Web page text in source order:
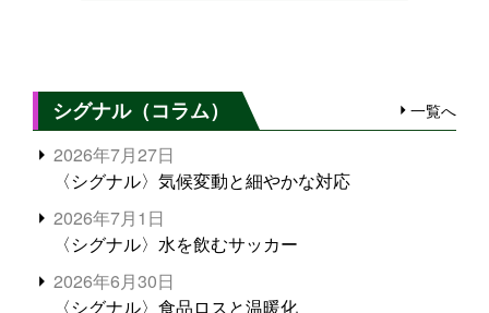
シグナル（コラム） 一覧へ
2026年7月27日
〈シグナル〉気候変動と細やかな対応
2026年7月1日
〈シグナル〉水を飲むサッカー
2026年6月30日
〈シグナル〉食品ロスと温暖化